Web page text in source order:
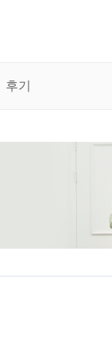
후기